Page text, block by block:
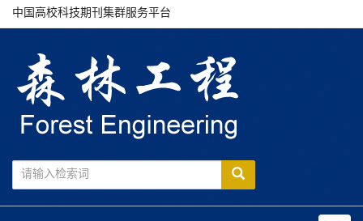
中国高校科技期刊集群服务平台